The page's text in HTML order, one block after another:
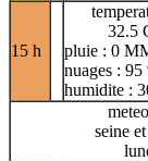
15 h
32.5
pluie : 0
nuages : 95
humidite :
seine